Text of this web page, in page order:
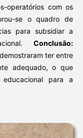
operatórios com os
se o quadro de
para subsidiar a
Conclusão:
ter entre
adequado, o que
para a